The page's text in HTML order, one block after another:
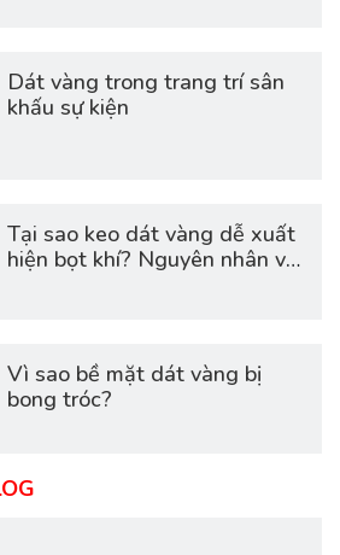
Dát vàng trong trang trí sân
khấu sự kiện
Tại sao keo dát vàng dễ xuất
hiện bọt khí? Nguyên nhân và
Vì sao bề mặt dát vàng bị
bong tróc?